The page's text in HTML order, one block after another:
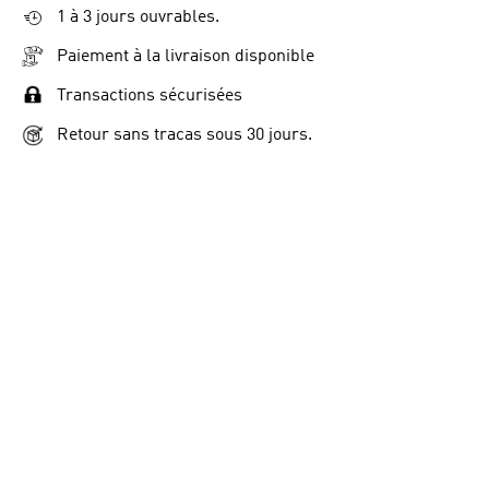
1 à 3 jours ouvrables.
Paiement à la livraison disponible
Transactions sécurisées
Retour sans tracas sous 30 jours.